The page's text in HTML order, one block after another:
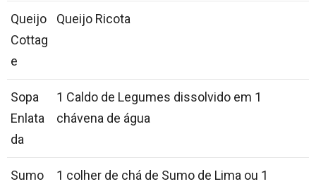
Queijo
Cottag
e
Queijo Ricota
Sopa
Enlata
da
1 Caldo de Legumes dissolvido em 1
chávena de água
Sumo
1 colher de chá de Sumo de Lima ou 1